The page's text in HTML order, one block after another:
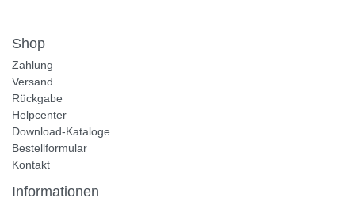
Shop
Zahlung
Versand
Rückgabe
Helpcenter
Download-Kataloge
Bestellformular
Kontakt
Informationen